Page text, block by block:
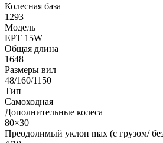
Колесная база
1293
Модель
EPT 15W
Общая длина
1648
Размеры вил
48/160/1150
Тип
Самоходная
Дополнительные колеса
80×30
Преодолимый уклон max (с грузом/